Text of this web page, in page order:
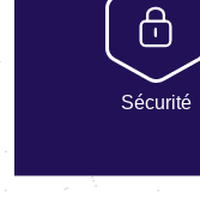
Sécurité